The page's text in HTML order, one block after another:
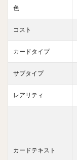
色
コスト
カードタイプ
サブタイプ
レアリティ
カードテキスト